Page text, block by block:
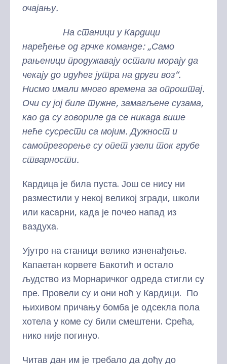
очајању.
На станици у Кардици
наређење од грчке команде: „Само
рањеници продужавају остали морају да
чекају до идућег јутра на други воз“.
Нисмо имали много времена за опроштај.
Очи су јој биле тужне, замагљене сузама,
као да су говориле да се никада више
неће сусрести са мојим. Дужност и
самопрегорење су опет узели ток грубе
стварности.
Кардица је била пуста. Још се нису ни
разместили у некој великој згради, школи
или касарни, када је почео напад из
ваздуха.
Ујутро на станици велико изненађење.
Капаетан корвете Бакотић и остало
људство из Морнаричког одреда стигли су
пре. Провели су и они ноћ у Кардици. По
њихивом причању бомба је одсекла пола
хотела у коме су били смештени. Срећа,
нико није погинуо.
Читав дан им је требало да дођу до